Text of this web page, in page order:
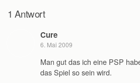
1 Antwort
Cure
6. Mai 2009
Man gut das ich eine PSP
das Spiel so sein wird.